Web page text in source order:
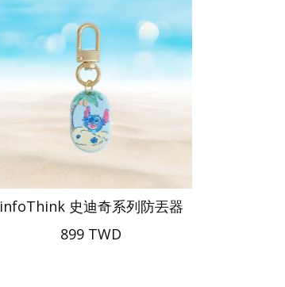
infoThink 史迪奇系列防丟器
899 TWD